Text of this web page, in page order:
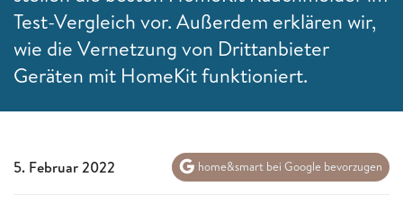
Test-Vergleich vor. Außerdem erklären wir,
wie die Vernetzung von Drittanbieter
Geräten mit HomeKit funktioniert.
5. Februar 2022 home&smart bei Google bevorzugen